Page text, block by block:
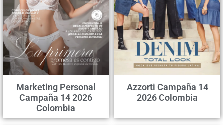
Marketing Personal
Campaña 14 2026
Colombia
Azzorti Campaña 14
2026 Colombia